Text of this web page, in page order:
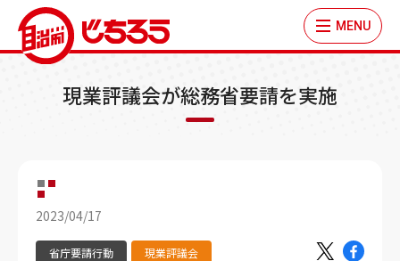
MENU
現業評議会が総務省要請を実施
2023/04/17
省庁要請行動 現業評議会